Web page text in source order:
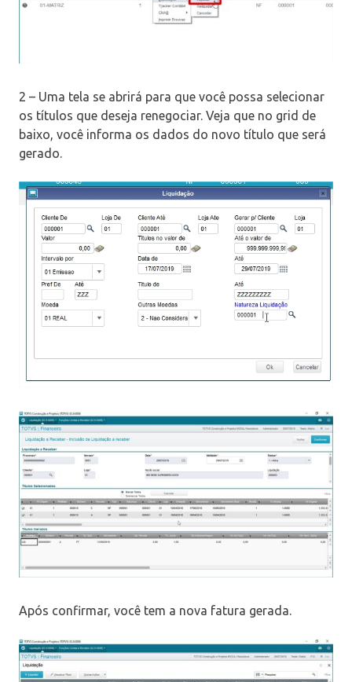
2 – Uma tela se abrirá para que você possa selecionar
os títulos que deseja renegociar. Veja que no grid de
baixo, você informa os dados do novo título que será
gerado.
Após confirmar, você tem a nova fatura gerada.